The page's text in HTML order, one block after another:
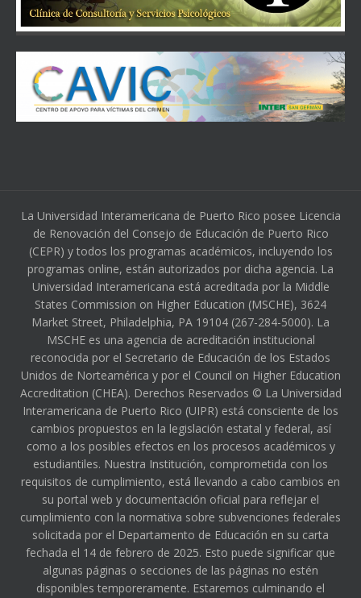
La Universidad Interamericana de Puerto Rico posee Licencia
de Renovación del Consejo de Educación de Puerto Rico
(CEPR) y todos los programas académicos, incluyendo los
programas online, están autorizados por dicha agencia. La
Universidad Interamericana está acreditada por la Middle
States Commission on Higher Education (MSCHE), 3624
Market Street, Philadelphia, PA 19104 (267-284-5000). La
MSCHE es una agencia de acreditación institucional
reconocida por el Secretario de Educación de los Estados
Unidos de Norteamérica y por el Council on Higher Education
Accreditation (CHEA). Derechos Reservados © La Universidad
Interamericana de Puerto Rico (UIPR) está consciente de los
cambios propuestos en la legislación estatal y federal, así
como a los posibles efectos en los procesos académicos y
estudiantiles. Nuestra Institución, comprometida con los
requisitos de cumplimiento, está llevando a cabo cambios en
su portal web y documentación oficial para reflejar el
cumplimiento con la normativa sobre subvenciones federales
solicitada por el Departamento de Educación en su carta
fechada el 14 de febrero de 2025. Esto puede significar que
algunas páginas o secciones de las páginas no estén
disponibles temporeramente. Estaremos culminando el